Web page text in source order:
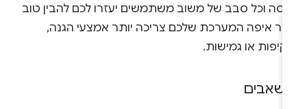
וכל סבב של משוב משתמשים יעזרו לכם להבין טוב
איפה המערכת שלכם צריכה יותר אמצעי הגנה,
או גמישות.